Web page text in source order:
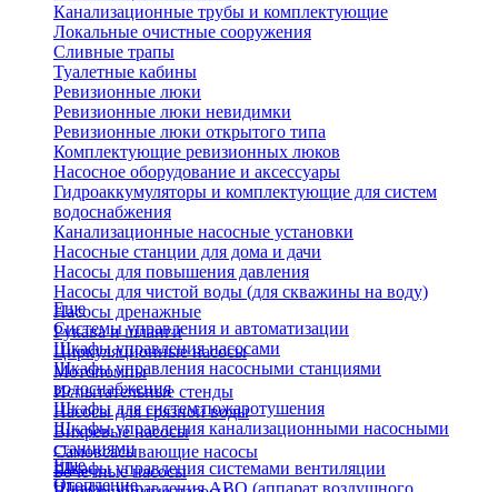
Канализационные трубы и комплектующие
Локальные очистные сооружения
Сливные трапы
Туалетные кабины
Ревизионные люки
Ревизионные люки невидимки
Ревизионные люки открытого типа
Комплектующие ревизионных люков
Насосное оборудование и аксессуары
Гидроаккумуляторы и комплектующие для систем
водоснабжения
Канализационные насосные установки
Насосные станции для дома и дачи
Насосы для повышения давления
Насосы для чистой воды (для скважины на воду)
Насосы дренажные
Рукава и шланги
Циркуляционные насосы
Мотопомпы
Испытательные стенды
Насосы для грязной воды
Вихревые насосы
Самовсасывающие насосы
Бочечные насосы
Еще
Системы управления и автоматизации
Шкафы управления насосами
Шкафы управления насосными станциями
водоснабжения
Шкафы для систем пожаротушения
Шкафы управления канализационными насосными
станциями
Шкафы управления системами вентиляции
Шкафы управления АВО (аппарат воздушного
Еще
Отопление